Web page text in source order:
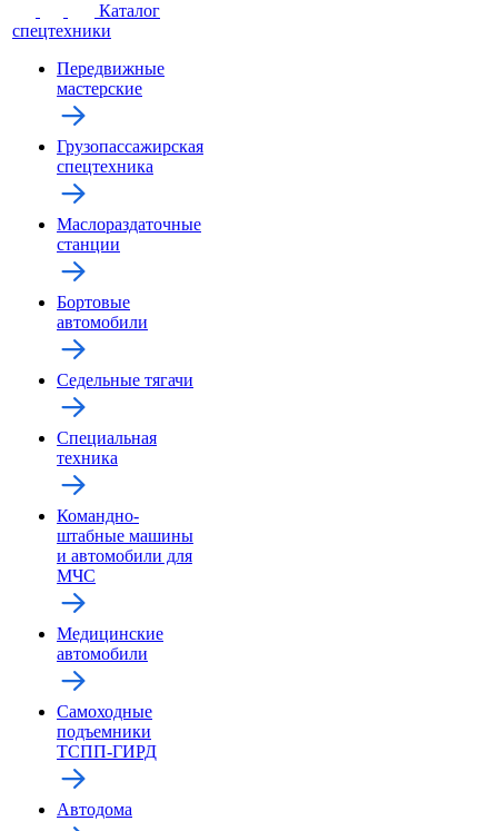
Каталог
спецтехники
Передвижные
мастерские
Грузопассажирская
спецтехника
Маслораздаточные
станции
Бортовые
автомобили
Седельные тягачи
Специальная
техника
Командно-
штабные машины
и автомобили для
МЧС
Медицинские
автомобили
Самоходные
подъемники
ТСПП-ГИРД
Автодома